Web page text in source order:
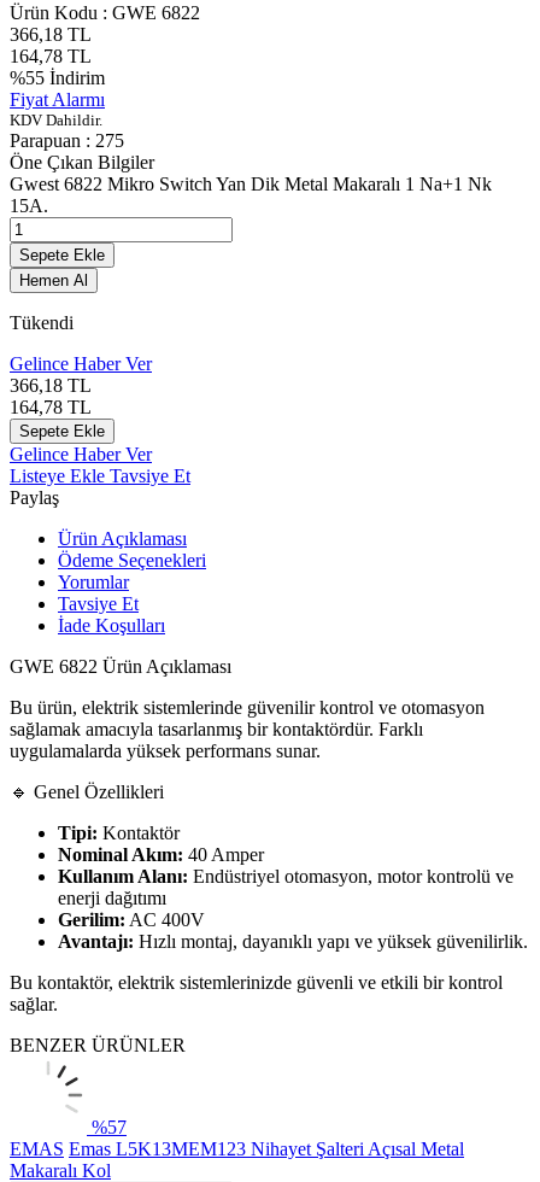
Ürün Kodu : GWE 6822
366,18 TL
164,78 TL
%55 İndirim
Fiyat Alarmı
KDV Dahildir.
Parapuan : 275
Öne Çıkan Bilgiler
Gwest 6822 Mikro Switch Yan Dik Metal Makaralı 1 Na+1 Nk
15A.
Sepete Ekle
Hemen Al
Tükendi
Gelince Haber Ver
366,18 TL
164,78 TL
Sepete Ekle
Gelince Haber Ver
Listeye Ekle Tavsiye Et
Paylaş
Ürün Açıklaması
Ödeme Seçenekleri
Yorumlar
Tavsiye Et
İade Koşulları
GWE 6822 Ürün Açıklaması
Bu ürün, elektrik sistemlerinde güvenilir kontrol ve otomasyon
sağlamak amacıyla tasarlanmış bir kontaktördür. Farklı
uygulamalarda yüksek performans sunar.
🔹 Genel Özellikleri
Tipi: Kontaktör
Nominal Akım: 40 Amper
Kullanım Alanı: Endüstriyel otomasyon, motor kontrolü ve
enerji dağıtımı
Gerilim: AC 400V
Avantajı: Hızlı montaj, dayanıklı yapı ve yüksek güvenilirlik.
Bu kontaktör, elektrik sistemlerinizde güvenli ve etkili bir kontrol
sağlar.
BENZER ÜRÜNLER
%57
EMAS Emas L5K13MEM123 Nihayet Şalteri Açısal Metal
Makaralı Kol